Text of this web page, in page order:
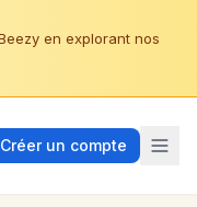
en explorant nos
Créer un compte